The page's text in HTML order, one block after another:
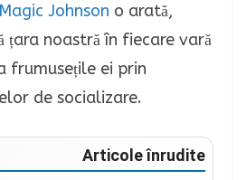
Magic Johnson o arată,
țara noastră în fiecare vară
frumusețile ei prin
de socializare.
Articole înrudite